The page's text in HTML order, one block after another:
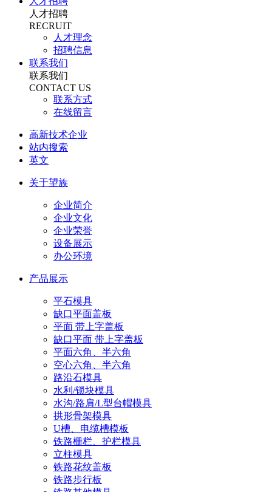
人才招聘
RECRUIT
人才理念
招聘信息
联系我们
联系我们
CONTACT US
联系方式
在线留言
高新技术企业
站内搜索
英文
关于望族
企业简介
企业文化
企业荣誉
设备展示
办公环境
产品展示
平石模具
缺口平面盖板
平面 带上字盖板
缺口平面 带上字盖板
平面六角、半六角
空心六角、半六角
路沿石模具
水利/锁块模具
水沟/路肩/L型台帽模具
拱形骨架模具
U槽、电缆槽模板
铁路栅栏、护栏模具
立柱模具
铁路花纹盖板
铁路步行板